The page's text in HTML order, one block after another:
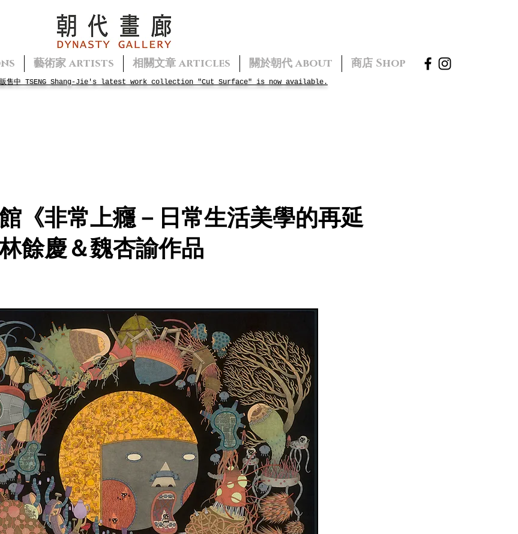
藝術家 artists 相關文章 articles 關於朝代 about 商店 Shop
售中 TSENG Shang-Jie's latest work collection "Cut Surface" is now available.
《非常上癮－日常生活美學的再延
餘慶＆魏杏諭作品